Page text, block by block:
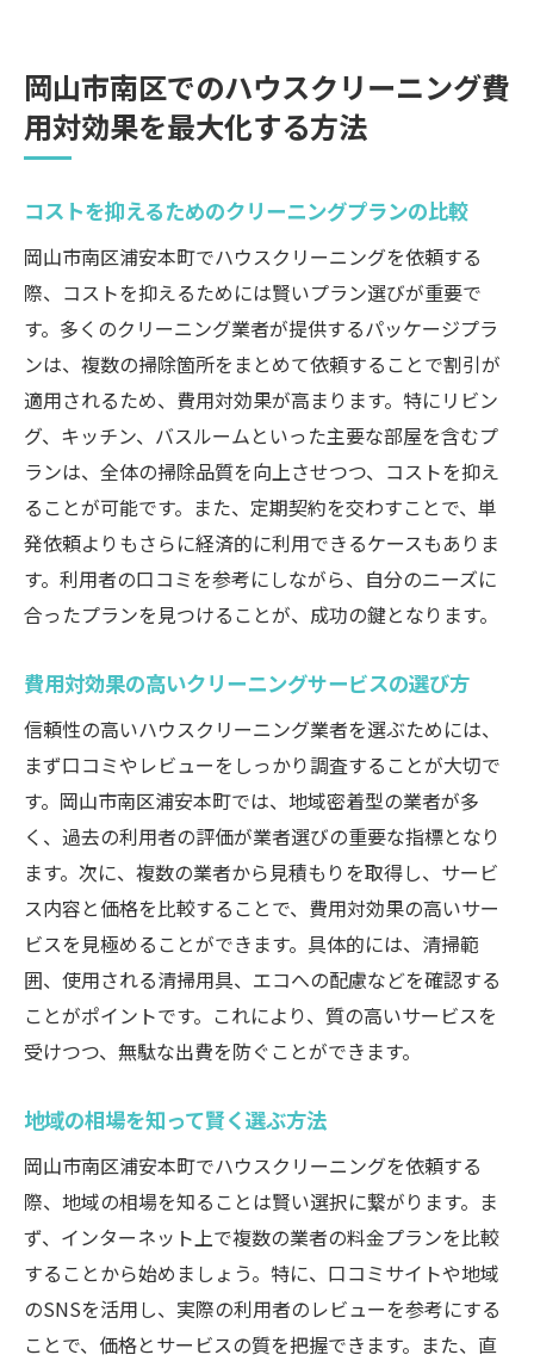
岡山市南区でのハウスクリーニング費
用対効果を最大化する方法
コストを抑えるためのクリーニングプランの比較
岡山市南区浦安本町でハウスクリーニングを依頼する
際、コストを抑えるためには賢いプラン選びが重要で
す。多くのクリーニング業者が提供するパッケージプラ
ンは、複数の掃除箇所をまとめて依頼することで割引が
適用されるため、費用対効果が高まります。特にリビン
グ、キッチン、バスルームといった主要な部屋を含むプ
ランは、全体の掃除品質を向上させつつ、コストを抑え
ることが可能です。また、定期契約を交わすことで、単
発依頼よりもさらに経済的に利用できるケースもありま
す。利用者の口コミを参考にしながら、自分のニーズに
合ったプランを見つけることが、成功の鍵となります。
費用対効果の高いクリーニングサービスの選び方
信頼性の高いハウスクリーニング業者を選ぶためには、
まず口コミやレビューをしっかり調査することが大切で
す。岡山市南区浦安本町では、地域密着型の業者が多
く、過去の利用者の評価が業者選びの重要な指標となり
ます。次に、複数の業者から見積もりを取得し、サービ
ス内容と価格を比較することで、費用対効果の高いサー
ビスを見極めることができます。具体的には、清掃範
囲、使用される清掃用具、エコへの配慮などを確認する
ことがポイントです。これにより、質の高いサービスを
受けつつ、無駄な出費を防ぐことができます。
地域の相場を知って賢く選ぶ方法
岡山市南区浦安本町でハウスクリーニングを依頼する
際、地域の相場を知ることは賢い選択に繋がります。ま
ず、インターネット上で複数の業者の料金プランを比較
することから始めましょう。特に、口コミサイトや地域
のSNSを活用し、実際の利用者のレビューを参考にする
ことで、価格とサービスの質を把握できます。また、直